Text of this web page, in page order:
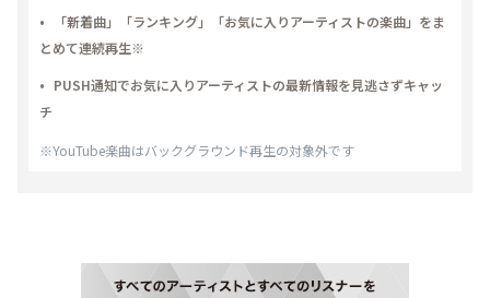
「新着曲」「ランキング」「お気に入りアーティストの楽曲」をま
とめて連続再生※
PUSH通知でお気に入りアーティストの最新情報を見逃さずキャッ
チ
※YouTube楽曲はバックグラウンド再生の対象外です